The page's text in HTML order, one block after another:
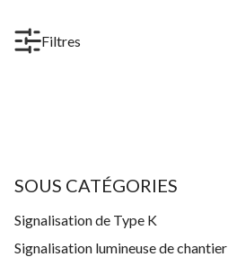
Filtres
SOUS CATÉGORIES
Signalisation de Type K
Signalisation lumineuse de chantier